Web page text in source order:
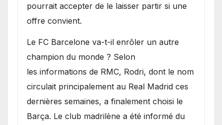
pourrait accepter de le laisser partir si une
offre convient.
​Le FC Barcelone va-t-il enrôler un autre
champion du monde ? Selon
les informations de RMC, Rodri, dont le nom
circulait principalement au Real Madrid ces
dernières semaines, a finalement choisi le
Barça. Le club madrilène a été informé du